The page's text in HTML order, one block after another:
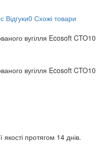
Відгуки0 Схожі товари
протягом 14 днів.